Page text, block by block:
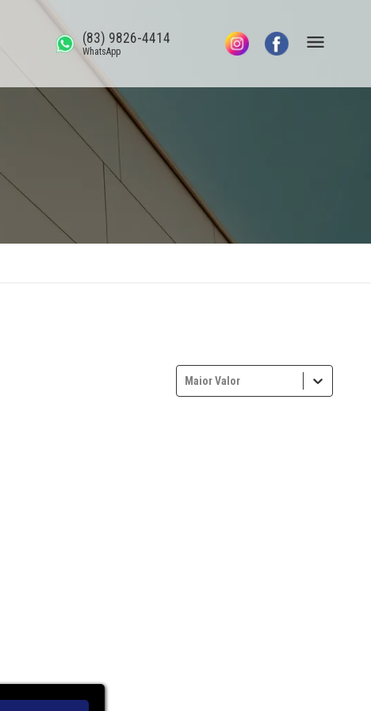
(83) 9826-4414
WhatsApp
Maior Valor